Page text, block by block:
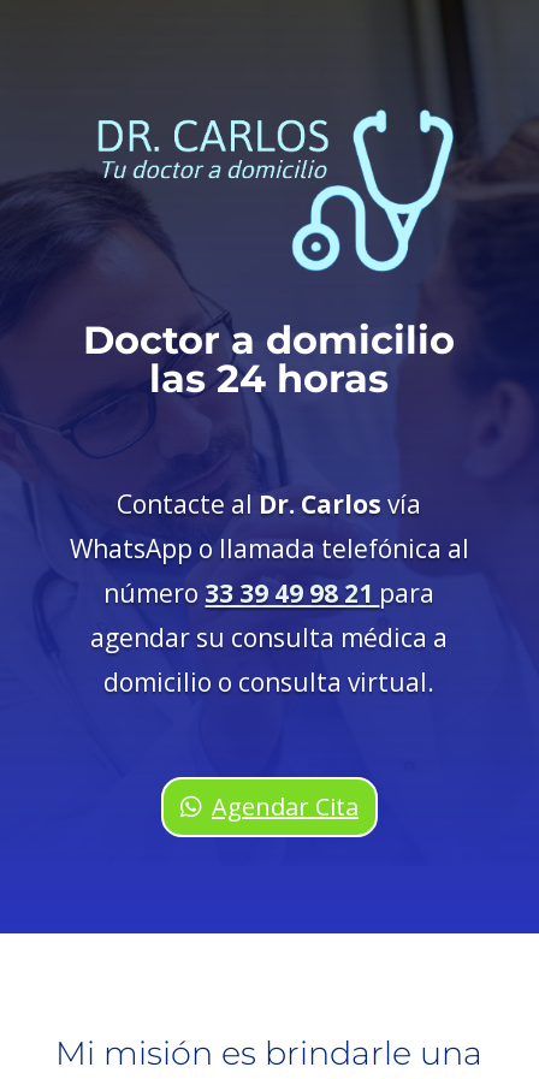
Doctor a domicilio
las 24 horas
Contacte al Dr. Carlos vía
WhatsApp o llamada telefónica al
número 33 39 49 98 21 para
agendar su consulta médica a
domicilio o consulta virtual.
Agendar Cita
Mi misión es brindarle una